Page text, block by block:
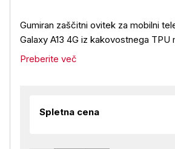
Gumiran zaščitni ovitek za mobilni
Galaxy A13 4G iz kakovostnega TPU
Preberite več
Spletna cena